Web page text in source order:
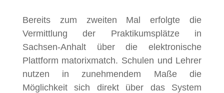
Bereits zum zweiten Mal erfolgte die
Vermittlung der Praktikumsplätze in
Sachsen-Anhalt über die elektronische
Plattform matorixmatch. Schulen und Lehrer
nutzen in zunehmendem Maße die
Möglichkeit sich direkt über das System